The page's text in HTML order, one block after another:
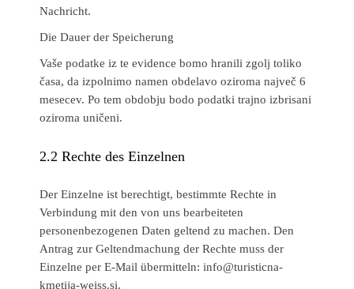
Nachricht.
Die Dauer der Speicherung
Vaše podatke iz te evidence bomo hranili zgolj toliko
časa, da izpolnimo namen obdelavo oziroma največ 6
mesecev. Po tem obdobju bodo podatki trajno izbrisani
oziroma uničeni.
2.2Rechte des Einzelnen
Der Einzelne ist berechtigt, bestimmte Rechte in
Verbindung mit den von uns bearbeiteten
personenbezogenen Daten geltend zu machen. Den
Antrag zur Geltendmachung der Rechte muss der
Einzelne per E-Mail übermitteln: info@turisticna-
kmetija-weiss.si.